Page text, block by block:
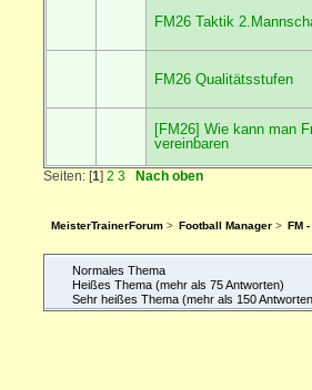
FM26 Taktik
FM26 Qualitätsstufen
[FM26] Wie kann man
vereinbaren
Seiten: [1]2 3 Nach oben
MeisterTrainerForum> Football Manager> FM
Normales Thema
Heißes Thema (mehr als 75 Antworten)
Sehr heißes Thema (mehr als 150